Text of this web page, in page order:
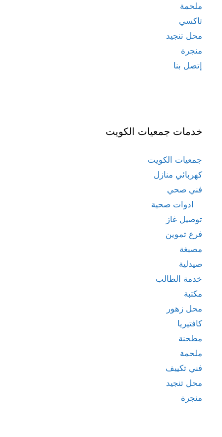
ملحمة
تاكسي
محل تنجيد
منجرة
إتصل بنا
خدمات جمعيات الكويت
جمعيات الكويت
كهربائي منازل
فني صحي
ادوات صحية
توصيل غاز
فرع تموين
مصبغة
صيدلية
خدمة الطالب
مكتبة
محل زهور
كافتيريا
مطحنة
ملحمة
فني تكييف
محل تنجيد
منجرة